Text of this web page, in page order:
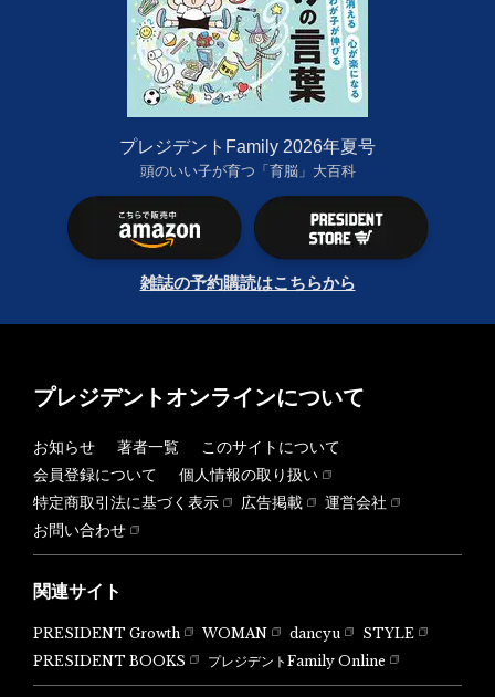
プレジデントFamily 2026年夏号
頭のいい子が育つ「育脳」大百科
雑誌の予約購読はこちらから
プレジデントオンラインについて
お知らせ 著者一覧
このサイトについて
会員登録について
個人情報の取り扱い
特定商取引法に基づく表示
広告掲載
運営会社
お問い合わせ
関連サイト
PRESIDENT Growth WOMAN dancyu
STYLE
PRESIDENT BOOKS
プレジデントFamily Online